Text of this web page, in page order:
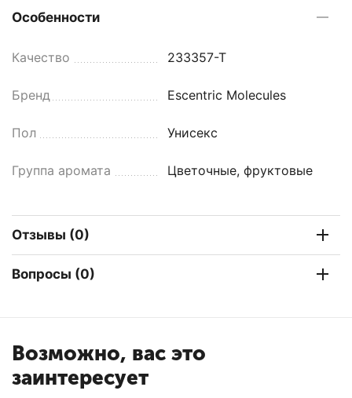
Особенности
Качество 233357-T
Бренд Escentric Molecules
Пол Унисекс
Группа аромата Цветочные, фруктовые
Отзывы (0)
Вопросы (0)
Возможно, вас это
заинтересует